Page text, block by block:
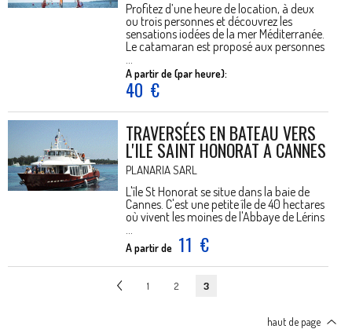
Profitez d’une heure de location, à deux
ou trois personnes et découvrez les
sensations iodées de la mer Méditerranée.
Le catamaran est proposé aux personnes
...
A partir de (par heure):
40 €
TRAVERSÉES EN BATEAU VERS
L'ILE SAINT HONORAT A CANNES
PLANARIA SARL
L'île St Honorat se situe dans la baie de
Cannes. C'est une petite île de 40 hectares
où vivent les moines de l'Abbaye de Lérins
...
A partir de 11 €
1 2 3
haut de page